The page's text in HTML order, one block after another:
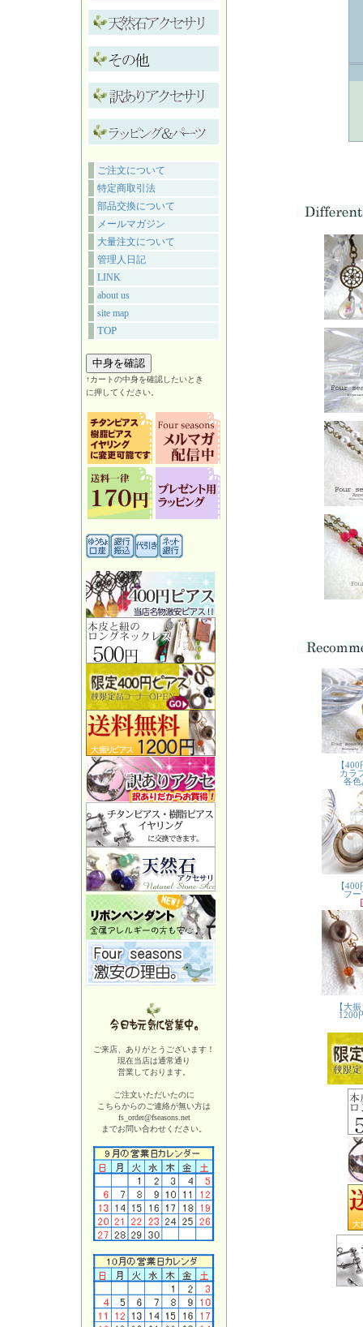
ご注文について
特定商取引法
部品交換について
メールマガジン
大量注文について
管理人日記
LINK
about us
site map
TOP
↑カートの中身を確認したいとき
に押してください。
ご来店、ありがとうございます！
現在当店は通常通り
営業しております。
ご注文いただいたのに
こちらからのご連絡が無い方は
fs_order@fseasons.net
までお問い合わせください。